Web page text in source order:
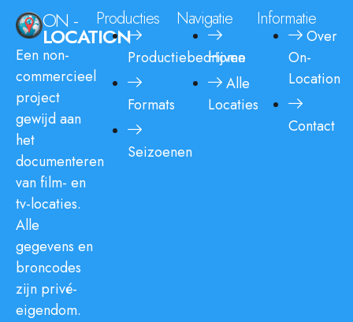
ON -
LOCATION
Een non-
commercieel
project
gewijd aan
het
documenteren
van film- en
tv-locaties.
Alle
gegevens en
broncodes
zijn privé-
eigendom.
Producties
Productiebedrijven
Formats
Seizoenen
Navigatie
Home
Alle
Locaties
Informatie
Over
On-
Location
Contact